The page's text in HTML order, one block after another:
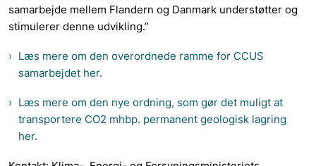
samarbejde mellem Flandern og Danmark understøtter og
stimulerer denne udvikling.”
Læs mere om den overordnede ramme for CCUS
samarbejdet her.
Læs mere om den nye ordning, som gør det muligt at
transportere CO2 mhbp. permanent geologisk lagring
her.